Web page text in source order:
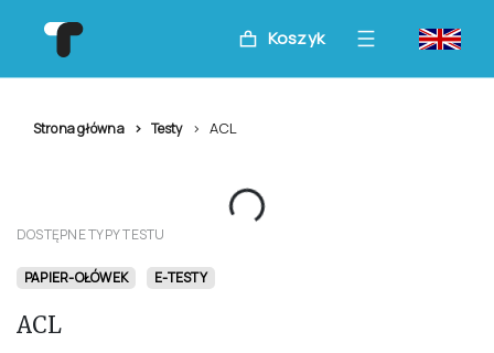
Koszyk
Strona główna Testy ACL
ACL